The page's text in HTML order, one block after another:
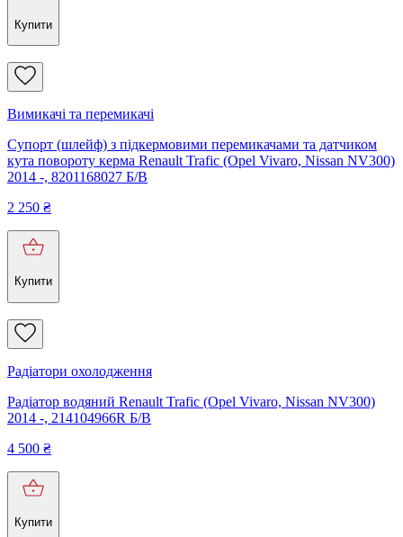
Купити
Вимикачі та перемикачі
Супорт (шлейф) з підкермовими перемикачами та датчиком
кута повороту керма Renault Trafic (Opel Vivaro, Nissan NV300)
2014 -, 8201168027 Б/В
2 250 ₴
Купити
Радіатори охолодження
Радіатор водяний Renault Trafic (Opel Vivaro, Nissan NV300)
2014 -, 214104966R Б/В
4 500 ₴
Купити